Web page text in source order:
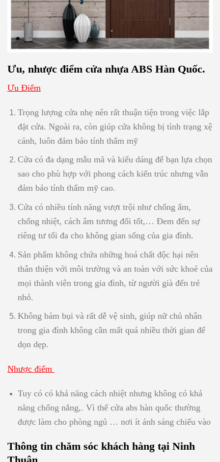
Ưu, nhược điểm cửa nhựa ABS Hàn Quốc.
Ưu Điểm
Trọng lượng cửa nhẹ nên rất thuận tiện trong việc lắp
đặt cửa. Ngoài ra, còn giúp cửa không bị tình trạng xệ
cánh, luôn đảm bảo tính thẩm mỹ
Cửa có đa dạng mẫu mã và kiểu dáng để bạn lựa chọn
sao cho phù hợp với phong cách kiến trúc nhưng vẫn
đảm bảo tính thẩm mỹ cao.
Cửa có nhiều tính năng vượt trội như chống ẩm,
chống nhiệt, cách âm tương đối tốt,… Đem đến sự
riêng tư tối đa cho không gian sống của gia đình.
Sản phẩm không chứa những hoá chất độc hại nên
thân thiện với môi trường và an toàn với sức khoẻ của
mọi thành viên trong gia đình, từ người già đến trẻ
nhỏ.
Không bám bụi và rất dễ vệ sinh, giúp nữ chủ nhân
trong gia đình không cần mất quá nhiều thời gian để
dọn dẹp.
Nhược điểm
Tuy có có khả năng cách nhiệt nhưng không có khả
năng chống nắng,. Vì thế cửa abs hàn quốc thường
được làm cho phòng ngủ … nơi ít ánh sáng chiếu vào
Thông tin chăm sóc khách hàng tại Ninh